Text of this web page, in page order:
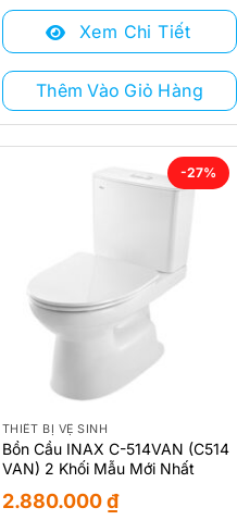
là:
2.560.000 ₫.
tại
2.012.000 ₫.
Xem Chi Tiết
Thêm Vào Giỏ Hàng
-27%
THIẾT BỊ VỆ SINH
Bồn Cầu INAX C-514VAN (C514
VAN) 2 Khối Mẫu Mới Nhất
2.880.000₫